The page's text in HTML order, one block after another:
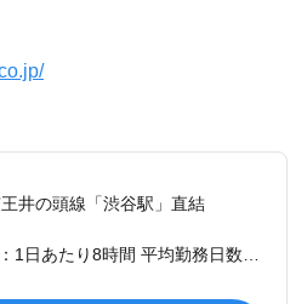
井の頭線「渋谷駅」直結